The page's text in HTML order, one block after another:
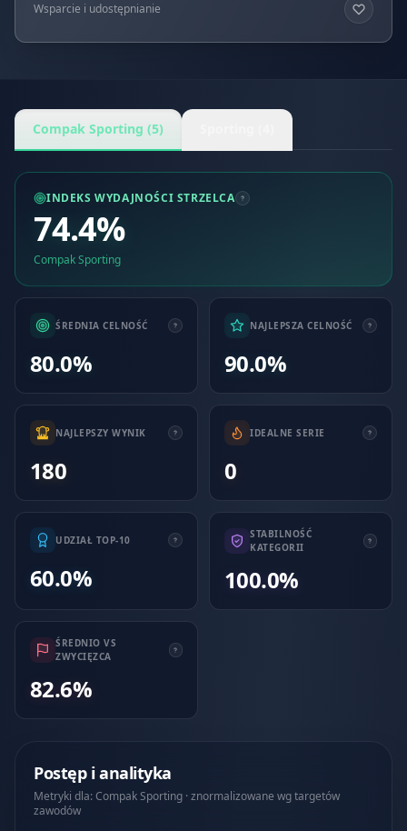
Wsparcie i udostępnianie
Compak Sporting (5)
INDEKS WYDAJNOŚCI STRZELCA
74.4%
Compak Sporting
ŚREDNIA CELNOŚĆ
80.0%
NAJLEPSZA CELNOŚĆ
90.0%
NAJLEPSZY WYNIK
180
IDEALNE SERIE
0
UDZIAŁ TOP-10
60.0%
STABILNOŚĆ
KATEGORII
100.0%
ŚREDNIO VS
ZWYCIĘZCA
82.6%
Postęp i analityka
Metryki dla: Compak Sporting · znormalizowane wg targetów
zawodów